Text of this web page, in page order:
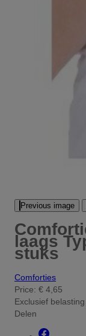
Previous image
laags
stuks
Comforties
Price: € 4,65
Exclusief belasting
Delen